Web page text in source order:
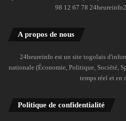
98 12 67 78
A propos de nous
24heureinfo est un site togolais
nationale (Économie, Politique, Société,
temps réel et en
Politique de confidentialité